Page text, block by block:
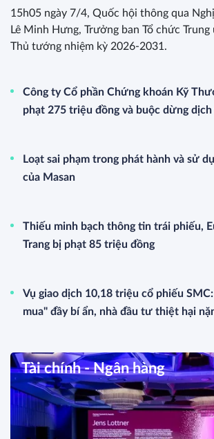
15h05 ngày 7/4, Quốc hội thông qua
Lê Minh Hưng, Trưởng ban Tổ chức
Thủ tướng nhiệm kỳ 2026-2031.
Công ty Cổ phần Chứng khoán Kỹ
phạt 275 triệu đồng và buộc dừng dịch
Loạt sai phạm trong phát hành và sử
của Masan
Thiếu minh bạch thông tin trái phiếu,
Trang bị phạt 85 triệu đồng
Vụ giao dịch 10,18 triệu cổ phiếu
mua" đầy bí ẩn, nhà đầu tư thiệt hại
Tài chính - Ngân hàng